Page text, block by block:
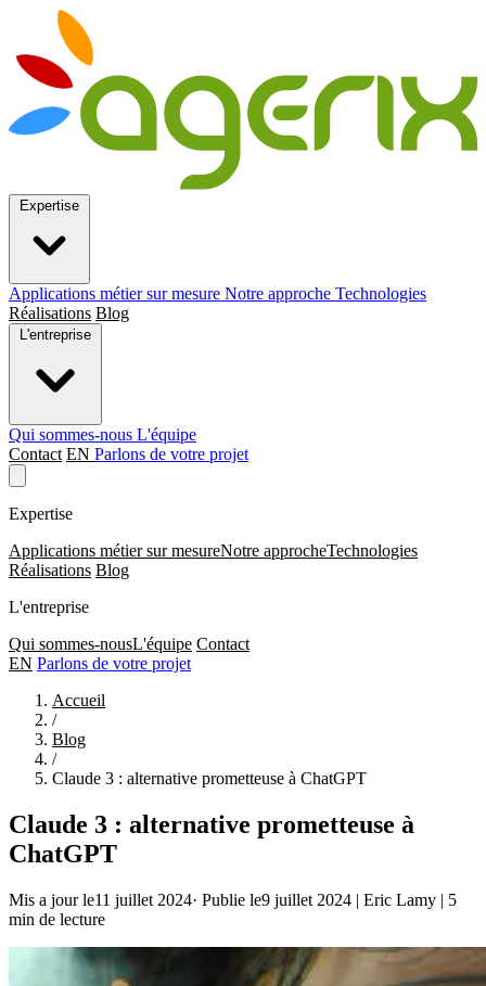
Applications métier sur mesure Notre approche Technologies
Réalisations Blog
Qui sommes-nous L'équipe
Contact EN Parlons de votre projet
Expertise
Applications métier sur mesureNotre approcheTechnologies
Réalisations Blog
L'entreprise
Qui sommes-nousL'équipe Contact
EN Parlons de votre projet
Accueil
/
Blog
/
Claude 3 : alternative prometteuse à ChatGPT
Claude 3 : alternative prometteuse à
ChatGPT
Mis a jour le11 juillet 2024· Publie le9 juillet 2024 | Eric Lamy | 5
min de lecture